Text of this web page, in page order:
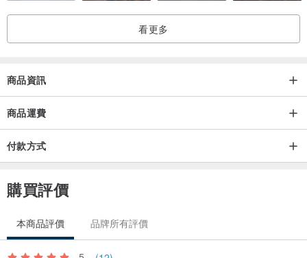
看更多
商品資訊
商品運費
付款方式
購買評價
本商品評價 品牌所有評價